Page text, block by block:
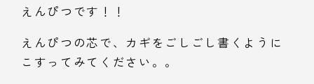
えんぴつです！！
えんぴつの芯で、カギをごしごし書くように
こすってみてください。。